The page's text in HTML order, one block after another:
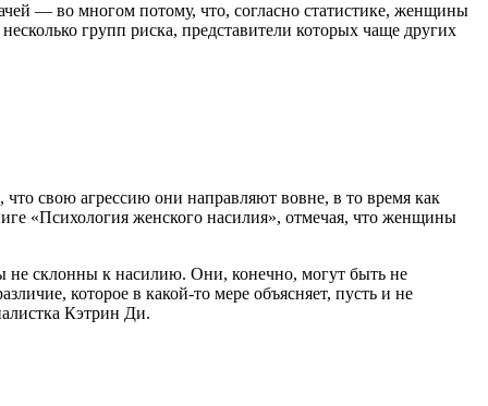
— во многом потому, что, согласно статистике, женщины
групп риска, представители которых чаще других
свою агрессию они направляют вовне, в то время как
«Психология женского насилия», отмечая, что женщины
не склонны к насилию. Они, конечно, могут быть не
которое в какой-то мере объясняет, пусть и не
Кэтрин Ди.